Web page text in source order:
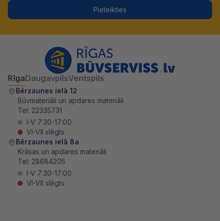
Pieteikties
RīgaDaugavpilsVentspils
Bērzaunes ielā 12
Būvmateriāli un apdares materiāli
Tel: 22335731
I-V 7:30-17:00
VI-VII slēgts
Bērzaunes ielā 8a
Krāsas un apdares materiāli
Tel: 28684205
I-V 7:30-17:00
VI-VII slēgts